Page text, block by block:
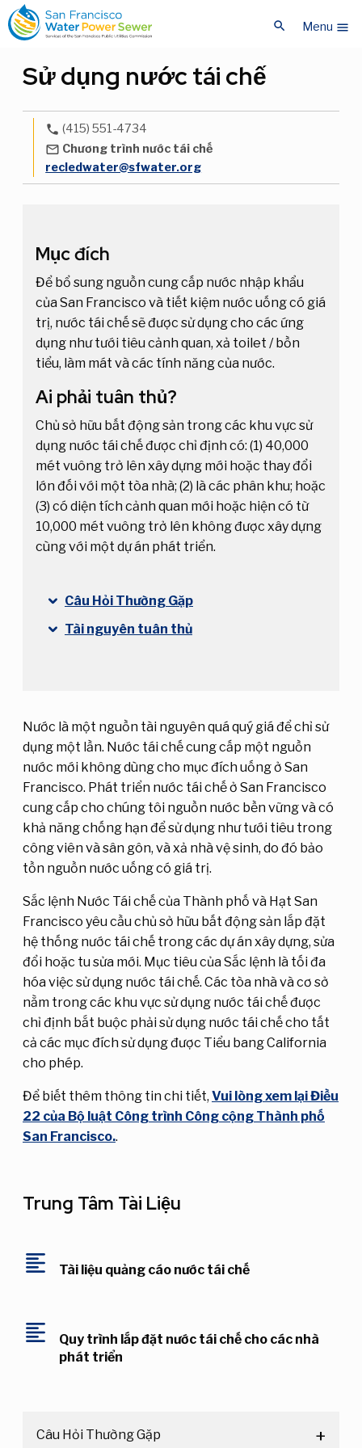
Bỏ
qua
nội
chính
Bỏ
qua
nội
chính
search Menu menu
Sử dụng nước tái chế
phone (415) 551-4734
mail_outline Chương trình nước tái chế
recledwater@sfwater.org
Mục đích
Để bổ sung nguồn cung cấp nước nhập khẩu
của San Francisco và tiết kiệm nước uống có giá
trị, nước tái chế sẽ được sử dụng cho các ứng
dụng như tưới tiêu cảnh quan, xả toilet / bồn
tiểu, làm mát và các tính năng của nước.
Ai phải tuân thủ?
Chủ sở hữu bất động sản trong các khu vực sử
dụng nước tái chế được chỉ định có: (1) 40,000
mét vuông trở lên xây dựng mới hoặc thay đổi
lớn đối với một tòa nhà; (2) là các phân khu; hoặc
(3) có diện tích cảnh quan mới hoặc hiện có từ
10,000 mét vuông trở lên không được xây dựng
cùng với một dự án phát triển.
Câu Hỏi Thường Gặp
Tài nguyên tuân thủ
Nước là một nguồn tài nguyên quá quý giá để chỉ sử
dụng một lần. Nước tái chế cung cấp một nguồn
nước mới không dùng cho mục đích uống ở San
Francisco. Phát triển nước tái chế ở San Francisco
cung cấp cho chúng tôi nguồn nước bền vững và có
khả năng chống hạn để sử dụng như tưới tiêu trong
công viên và sân gôn, và xả nhà vệ sinh, do đó bảo
tồn nguồn nước uống có giá trị.
Sắc lệnh Nước Tái chế của Thành phố và Hạt San
Francisco yêu cầu chủ sở hữu bất động sản lắp đặt
hệ thống nước tái chế trong các dự án xây dựng, sửa
đổi hoặc tu sửa mới. Mục tiêu của Sắc lệnh là tối đa
hóa việc sử dụng nước tái chế. Các tòa nhà và cơ sở
nằm trong các khu vực sử dụng nước tái chế được
chỉ định bắt buộc phải sử dụng nước tái chế cho tất
cả các mục đích sử dụng được Tiểu bang California
cho phép.
Để biết thêm thông tin chi tiết, Vui lòng xem lại Điều
22 của Bộ luật Công trình Công cộng Thành phố
San Francisco..
Trung Tâm Tài Liệu
format_align_left Tài liệu quảng cáo nước tái chế
format_align_left
Quy trình lắp đặt nước tái chế cho các nhà
phát triển
Câu Hỏi Thường Gặp